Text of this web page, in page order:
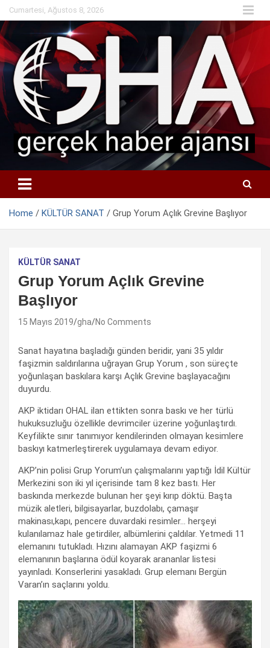
Skip
to
content
Cumartesi, Ağustos 8, 2026
Home KÜLTÜR SANAT Grup Yorum Açlık Grevine Başlıyor
KÜLTÜR SANAT
Grup Yorum Açlık Grevine
Başlıyor
15 Mayıs 2019 gha No Comments
Sanat hayatına başladığı günden beridir, yani 35 yıldır
faşizmin saldırılarına uğrayan Grup Yorum , son süreçte
yoğunlaşan baskılara karşı Açlık Grevine başlayacağını
duyurdu.
AKP iktidarı OHAL ilan ettikten sonra baskı ve her türlü
hukuksuzluğu özellikle devrimciler üzerine yoğunlaştırdı.
Keyfilikte sınır tanımıyor kendilerinden olmayan kesimlere
baskıyı katmerleştirerek uygulamaya devam ediyor.
AKP’nin polisi Grup Yorum’un çalışmalarını yaptığı İdil Kültür
Merkezini son iki yıl içerisinde tam 8 kez bastı. Her
baskında merkezde bulunan her şeyi kırıp döktü. Başta
müzik aletleri, bilgisayarlar, buzdolabı, çamaşır
makinası,kapı, pencere duvardaki resimler… herşeyi
kulanılamaz hale getirdiler, albümlerini çaldılar. Yetmedi 11
elemanını tutukladı. Hızını alamayan AKP faşizmi 6
elemanının başlarına ödül koyarak arananlar listesi
yayınladı. Konserlerini yasakladı. Grup elemanı Bergün
Varan’ın saçlarını yoldu.